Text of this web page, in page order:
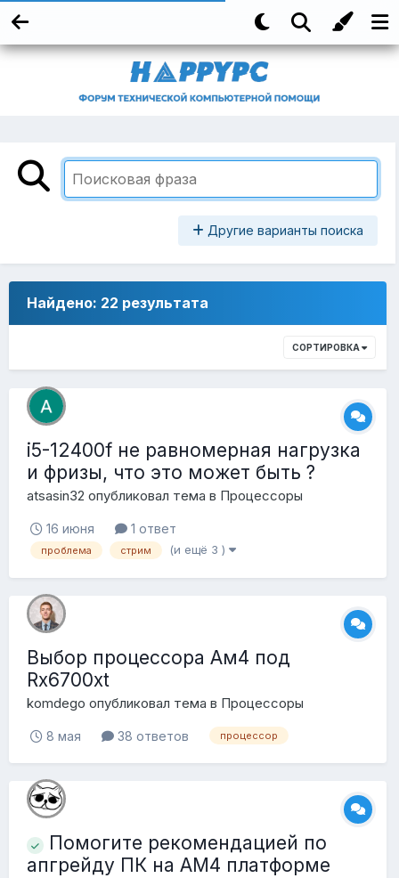
Другие варианты поиска
Найдено: 22 результата
СОРТИРОВКА
i5-12400f не равномерная нагрузка
и фризы, что это может быть ?
atsasin32 опубликовал тема в Процессоры
16 июня 1 ответ
проблема стрим (и ещё 3 )
Выбор процессора Ам4 под
Rx6700xt
komdego опубликовал тема в Процессоры
8 мая 38 ответов процессор
Помогите рекомендацией по
апгрейду ПК на AM4 платформе